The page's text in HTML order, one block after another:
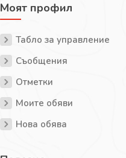
Моят профил
Табло за управление
Съобщения
Отметки
Моите обяви
Нова обява